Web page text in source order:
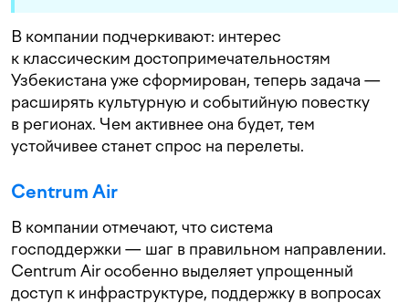
В компании подчеркивают: интерес
к классическим достопримечательностям
Узбекистана уже сформирован, теперь задача —
расширять культурную и событийную повестку
в регионах. Чем активнее она будет, тем
устойчивее станет спрос на перелеты.
Centrum Air
В компании отмечают, что система
господдержки — шаг в правильном направлении.
Centrum Air особенно выделяет упрощенный
доступ к инфраструктуре, поддержку в вопросах